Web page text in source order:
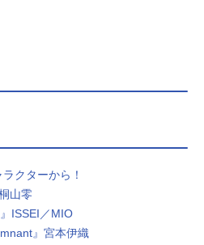
クターから！
山零
』ISSEI／MIO
』宮本伊織